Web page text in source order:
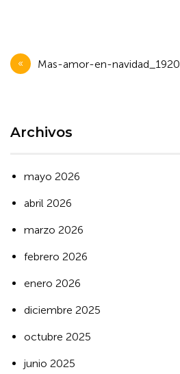
Navegación
de
Mas-amor-en-navidad_1920
Archivos
mayo 2026
abril 2026
marzo 2026
febrero 2026
enero 2026
diciembre 2025
octubre 2025
junio 2025